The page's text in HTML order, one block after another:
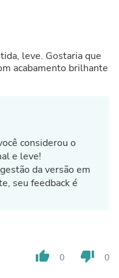
leve. Gostaria que
acabamento brilhante
considerou o
e leve!
da versão em
seu feedback é
thumb_up 0 thumb_down 0